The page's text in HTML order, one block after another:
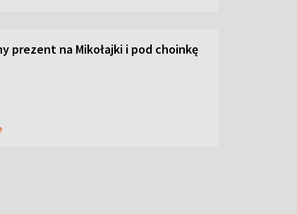
prezent na Mikołajki i pod choinkę